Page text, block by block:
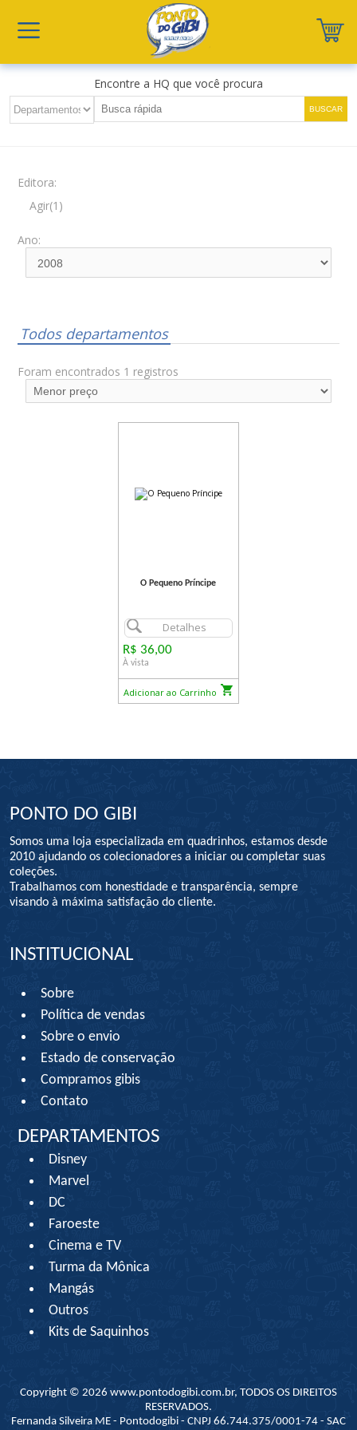
Encontre a HQ que você procura
Editora:
Agir(1)
Ano:
Todos departamentos
Foram encontrados 1 registros
O Pequeno Príncipe
Detalhes
R$ 36,00
À vista
Adicionar ao Carrinho
PONTO DO GIBI
Somos uma loja especializada em quadrinhos, estamos desde
2010 ajudando os colecionadores a iniciar ou completar suas
coleções.
Trabalhamos com honestidade e transparência, sempre
visando à máxima satisfação do cliente.
INSTITUCIONAL
Sobre
Política de vendas
Sobre o envio
Estado de conservação
Compramos gibis
Contato
DEPARTAMENTOS
Disney
Marvel
DC
Faroeste
Cinema e TV
Turma da Mônica
Mangás
Outros
Kits de Saquinhos
Copyright © 2026 www.pontodogibi.com.br, TODOS OS DIREITOS
RESERVADOS.
Fernanda Silveira ME - Pontodogibi - CNPJ 66.744.375/0001-74 - SAC